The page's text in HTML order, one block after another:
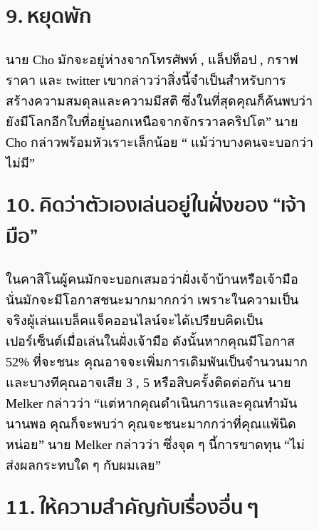
9. หยุดพัก
นาย Cho มักจะอยู่ห่างจากโทรศัพท์ , แล็ปท็อป , กราฟ
ราคา และ twitter เขากล่าวว่าสิ่งนี้จำเป็นสำหรับการ
สร้างความสมดุลและความมีสติ ซึ่งในที่สุดคุณก็ค้นพบว่า
ยังมีโลกอีกใบที่อยู่นอกเหนือจากจักรวาลคริปโต” นาย
Cho กล่าวพร้อมหัวเราะเล็กน้อย “ แม้ว่าบางคนจะบอกว่า
ไม่มี”
10. คิดว่าตัวเองเล่นอยู่ในฝั่งของ “เจ้า
มือ”
ในคาสิโนผู้คนมักจะบอกเสมอว่าฝั่งเจ้าบ้านหรือเจ้ามือ
นั่นมักจะมีโอกาสชนะมากมากกว่า เพราะในความเป็น
จริงผู้เล่นแบล็คแจ็คออนไลน์จะได้เปรียบคิดเป็น
เปอร์เซ็นต์เมื่อเล่นในฝั่งเจ้ามือ ดังนั้นหากคุณมีโอกาส
52% ที่จะชนะ คุณอาจจะเพิ่มการเดิมพันเป็นจำนวนมาก
และบางทีคุณอาจเสีย 3 , 5 หรือสิบครั้งติดต่อกัน นาย
Melker กล่าวว่า “แต่หากคุณดำเนินการและคุณทำมัน
นานพอ คุณก็จะพบว่า คุณจะชนะมากกว่าที่คุณแพ้นิด
หน่อย” นาย Melker กล่าวว่า ซึ่งจุด ๆ นี้การขาดทุน “ไม่
ส่งผลกระทบใด ๆ กับผมเลย”
11. ให้ความสำคัญกับเรื่องอื่น ๆ